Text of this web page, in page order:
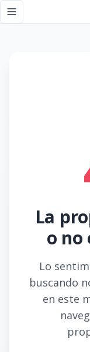
Toggle navigation
La
o no
Lo
buscando
en este
Página no